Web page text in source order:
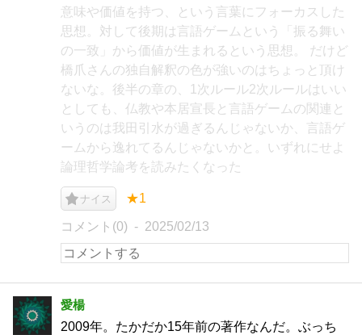
意味や価値を持つ、という言葉にフォーカスした
思想。対して後期は言語ゲームという「振る舞い
の一致」から価値が生まれるという思想。 だけど
橋爪さんの独自解釈の色が強いのはちょっと頂け
ないな。後半の章の、1次ルール2次ルールはいい
としても、仏教や本居宣長と言語ゲームの関連と
いうのは我田引水が過ぎるんじゃないか、言語ゲ
ームから逸れてるんじゃないかと。いずれにせよ
論理哲学論考を読みたくなった
ナイス ★1
コメント(0) 2025/02/13
愛楊
2009年。たかだか15年前の著作なんだ。ぶっち